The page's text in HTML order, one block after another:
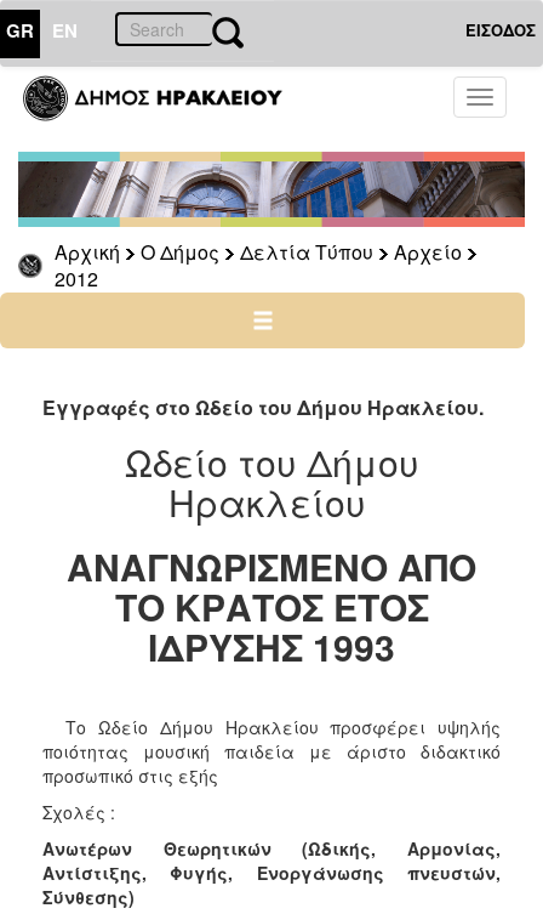
GR EN ΕΙΣΟΔΟΣ
Toggle
Αρχική Ο Δήμος Δελτία Τύπου
Αρχείο
2012
ΔΗΜΟΣ
Δελτία
Τύπου
Αρχείο
2026
2025
2022
2020
2017
2016
2012
2011
Εγγραφές στο Ωδείο του Δήμου Ηρακλείου.
Ωδείο του Δήμου
Ηρακλείου
ΑΝΑΓΝΩΡΙΣΜΕΝΟ ΑΠΟ
ΤΟ ΚΡΑΤΟΣ ΕΤΟΣ
ΙΔΡΥΣΗΣ 1993
Το Ωδείο Δήμου Ηρακλείου προσφέρει υψηλής
ποιότητας μουσική παιδεία με άριστο διδακτικό
προσωπικό στις εξής
Σχολές :
Ανωτέρων Θεωρητικών (Ωδικής, Αρμονίας,
Αντίστιξης, Φυγής, Ενοργάνωσης πνευστών,
Σύνθεσης)